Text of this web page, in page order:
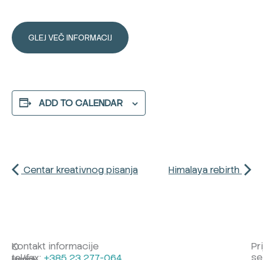
GLEJ VEČ INFORMACIJ
ADD TO CALENDAR
Centar kreativnog pisanja Himalaya rebirth
O
Kontakt informacije
se